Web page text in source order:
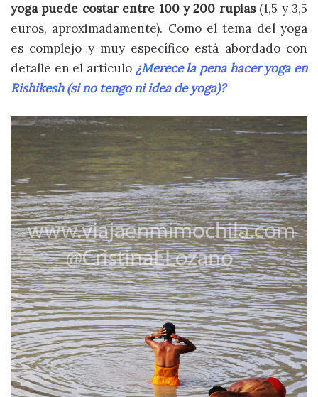
yoga puede costar entre 100 y 200 rupias(1,5 y 3,5
euros, aproximadamente). Como el tema del yoga
es complejo y muy específico está abordado con
detalle en el artículo ¿Merece la pena hacer yoga en
Rishikesh (si no tengo ni idea de yoga)?